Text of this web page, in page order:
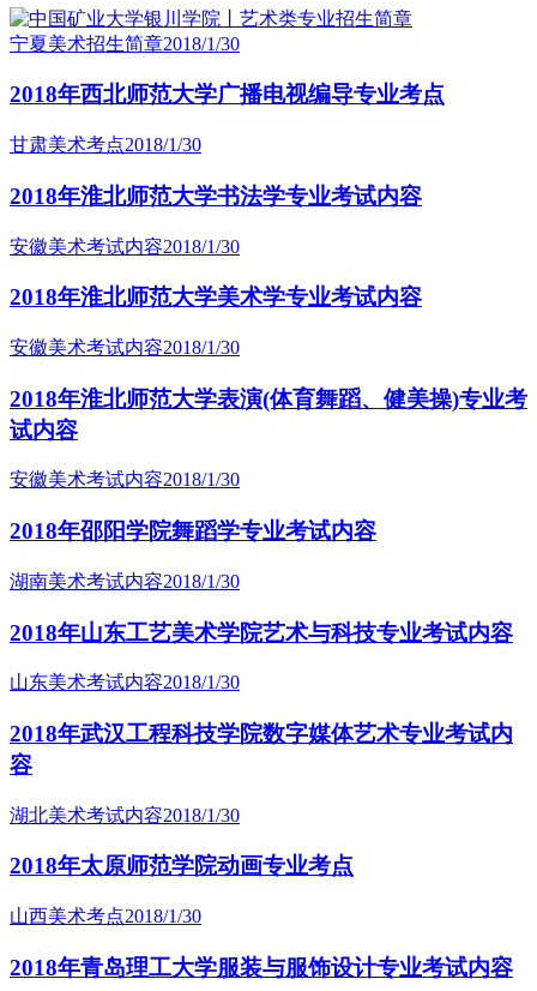
宁夏美术招生简章2018/1/30
2018年西北师范大学广播电视编导专业考点
甘肃美术考点2018/1/30
2018年淮北师范大学书法学专业考试内容
安徽美术考试内容2018/1/30
2018年淮北师范大学美术学专业考试内容
安徽美术考试内容2018/1/30
2018年淮北师范大学表演(体育舞蹈、健美操)专业考
试内容
安徽美术考试内容2018/1/30
2018年邵阳学院舞蹈学专业考试内容
湖南美术考试内容2018/1/30
2018年山东工艺美术学院艺术与科技专业考试内容
山东美术考试内容2018/1/30
2018年武汉工程科技学院数字媒体艺术专业考试内
容
湖北美术考试内容2018/1/30
2018年太原师范学院动画专业考点
山西美术考点2018/1/30
2018年青岛理工大学服装与服饰设计专业考试内容